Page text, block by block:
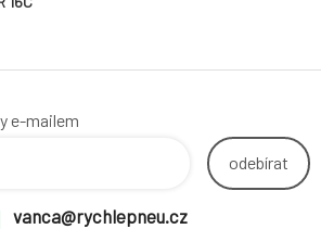
e-mailem
odebírat
vanca@rychlepneu.cz